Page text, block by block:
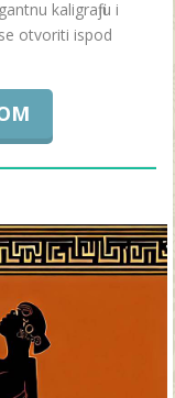
kaligrafiju i
otvoriti ispod